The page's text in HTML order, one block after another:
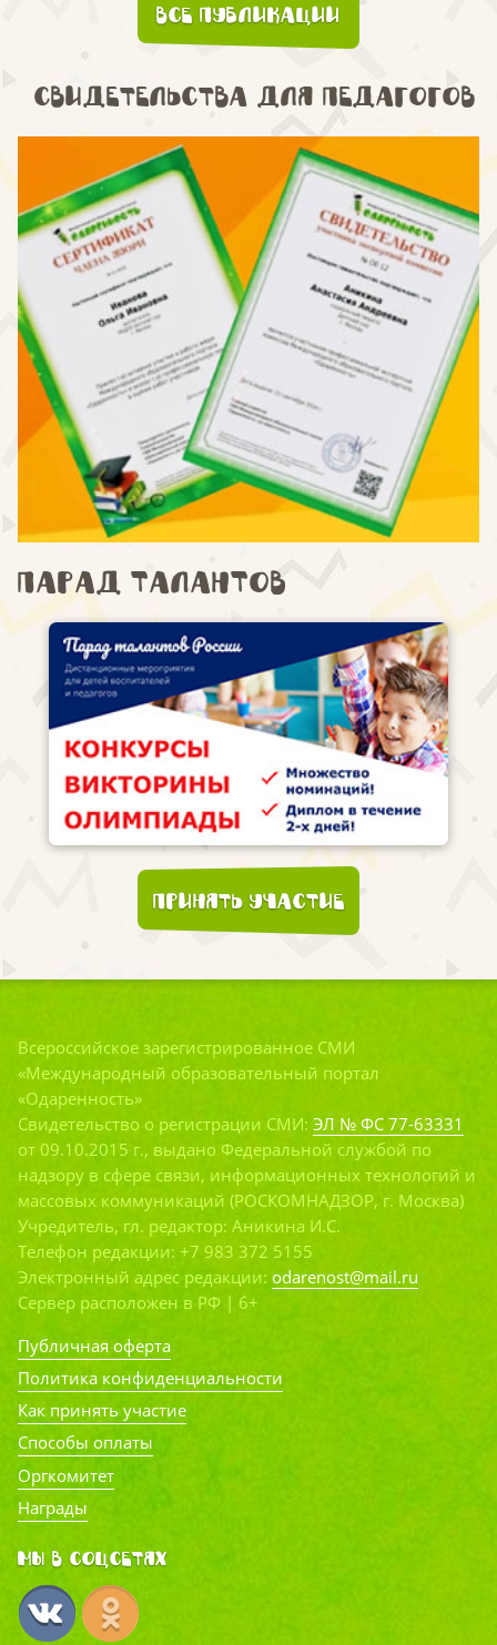
Все публикации
Свидетельства для педагогов
Парад талантов
Принять участие
Всероссийское зарегистрированное СМИ
«Международный образовательный портал
«Одаренность»
Свидетельство о регистрации СМИ: ЭЛ № ФС 77-63331
от 09.10.2015 г., выдано Федеральной службой по
надзору в сфере связи, информационных технологий и
массовых коммуникаций (РОСКОМНАДЗОР, г. Москва)
Учредитель, гл. редактор: Аникина И.С.
Телефон редакции: +7 983 372 5155
Электронный адрес редакции: odarenost@mail.ru
Сервер расположен в РФ | 6+
Публичная оферта
Политика конфиденциальности
Как принять участие
Способы оплаты
Оргкомитет
Награды
Мы в соцсетях